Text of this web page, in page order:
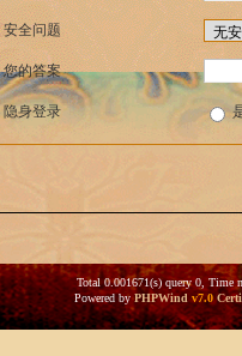
安全问题
您的答案
隐身登录
Total 0.001671(s) query 0, Time
Powered byPHPWind v7.0